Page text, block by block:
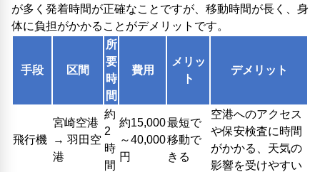
が多く発着時間が正確なことですが、移動時間が長く、身
体に負担がかかることがデメリットです。
手段 区間
所
要
時
間
費用
メリッ
ト
デメリット
飛行機
宮崎空港
→ 羽田空
港
約
2
時
間
約15,000
～40,000
円
最短で
移動で
きる
空港へのアクセス
や保安検査に時間
がかかる、天気の
影響を受けやすい